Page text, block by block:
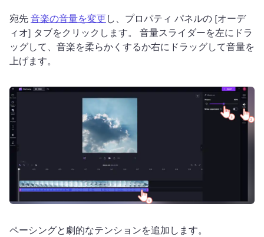
宛先 音楽の音量を変更し、プロパティ パネルの [オーデ
ィオ] タブをクリックします。 音量スライダーを左にドラ
ッグして、音楽を柔らかくするか右にドラッグして音量を
上げます。
ペーシングと劇的なテンションを追加します。